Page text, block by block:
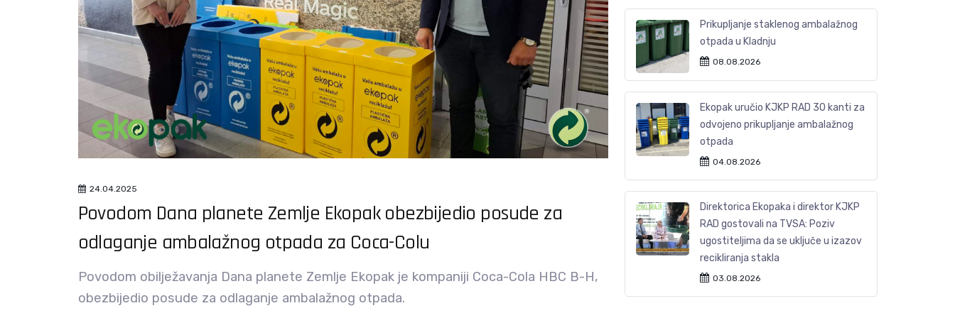
24.04.2025
Povodom Dana planete Zemlje Ekopak obezbijedio posude za
odlaganje ambalažnog otpada za Coca-Colu
Povodom obilježavanja Dana planete Zemlje Ekopak je kompaniji Coca-Cola HBC B-H,
obezbijedio posude za odlaganje ambalažnog otpada.
Prikupljanje staklenog ambalažnog
otpada u Kladnju
08.08.2026
Ekopak uručio KJKP RAD 30 kanti za
odvojeno prikupljanje ambalažnog
otpada
04.08.2026
Direktorica Ekopaka i direktor KJKP
RAD gostovali na TVSA: Poziv
ugostiteljima da se uključe u izazov
recikliranja stakla
03.08.2026